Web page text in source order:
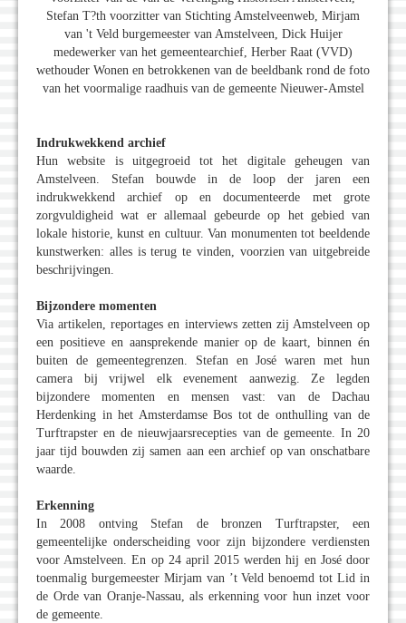
Stefan T?th voorzitter van Stichting Amstelveenweb, Mirjam
van 't Veld burgemeester van Amstelveen, Dick Huijer
medewerker van het gemeentearchief, Herber Raat (VVD)
wethouder Wonen en betrokkenen van de beeldbank rond de foto
van het voormalige raadhuis van de gemeente Nieuwer-Amstel
Indrukwekkend archief
Hun website is uitgegroeid tot het digitale geheugen van
Amstelveen. Stefan bouwde in de loop der jaren een
indrukwekkend archief op en documenteerde met grote
zorgvuldigheid wat er allemaal gebeurde op het gebied van
lokale historie, kunst en cultuur. Van monumenten tot beeldende
kunstwerken: alles is terug te vinden, voorzien van uitgebreide
beschrijvingen.
Bijzondere momenten
Via artikelen, reportages en interviews zetten zij Amstelveen op
een positieve en aansprekende manier op de kaart, binnen én
buiten de gemeentegrenzen. Stefan en José waren met hun
camera bij vrijwel elk evenement aanwezig. Ze legden
bijzondere momenten en mensen vast: van de Dachau
Herdenking in het Amsterdamse Bos tot de onthulling van de
Turftrapster en de nieuwjaarsrecepties van de gemeente. In 20
jaar tijd bouwden zij samen aan een archief op van onschatbare
waarde.
Erkenning
In 2008 ontving Stefan de bronzen Turftrapster, een
gemeentelijke onderscheiding voor zijn bijzondere verdiensten
voor Amstelveen. En op 24 april 2015 werden hij en José door
toenmalig burgemeester Mirjam van ’t Veld benoemd tot Lid in
de Orde van Oranje-Nassau, als erkenning voor hun inzet voor
de gemeente.